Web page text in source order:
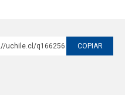
uchile.cl/q166256 COPIAR